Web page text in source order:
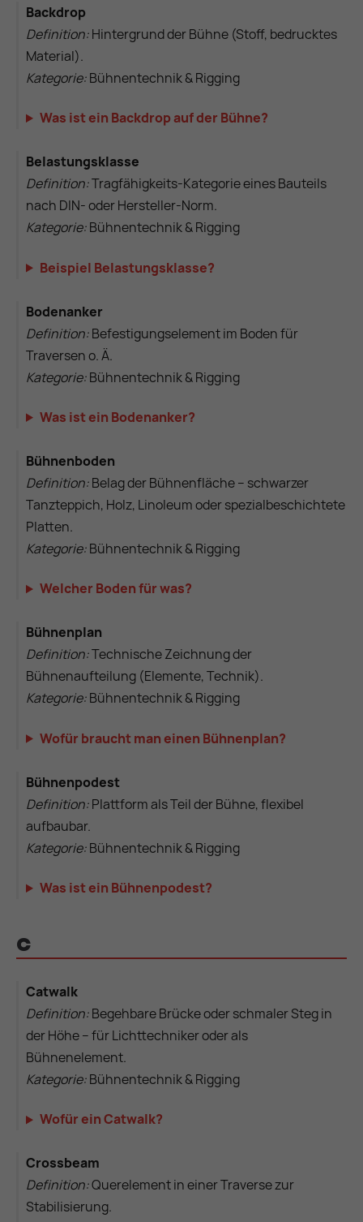
Backdrop
Definition:Hintergrund der Bühne (Stoff, bedrucktes
Material).
Kategorie:Bühnentechnik & Rigging
Was ist ein Backdrop auf der Bühne?
Belastungsklasse
Definition:Tragfähigkeits-Kategorie eines Bauteils
nach DIN- oder Hersteller-Norm.
Kategorie:Bühnentechnik & Rigging
Beispiel Belastungsklasse?
Bodenanker
Definition:Befestigungselement im Boden für
Traversen o. Ä.
Kategorie:Bühnentechnik & Rigging
Was ist ein Bodenanker?
Bühnenboden
Definition:Belag der Bühnenfläche – schwarzer
Tanzteppich, Holz, Linoleum oder spezialbeschichtete
Platten.
Kategorie:Bühnentechnik & Rigging
Welcher Boden für was?
Bühnenplan
Definition:Technische Zeichnung der
Bühnenaufteilung (Elemente, Technik).
Kategorie:Bühnentechnik & Rigging
Wofür braucht man einen Bühnenplan?
Bühnenpodest
Definition:Plattform als Teil der Bühne, flexibel
aufbaubar.
Kategorie:Bühnentechnik & Rigging
Was ist ein Bühnenpodest?
C
Catwalk
Definition:Begehbare Brücke oder schmaler Steg in
der Höhe – für Lichttechniker oder als
Bühnenelement.
Kategorie:Bühnentechnik & Rigging
Wofür ein Catwalk?
Crossbeam
Definition:Querelement in einer Traverse zur
Stabilisierung.